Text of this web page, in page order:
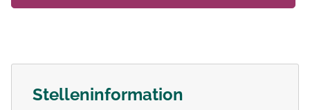
Stelleninformation